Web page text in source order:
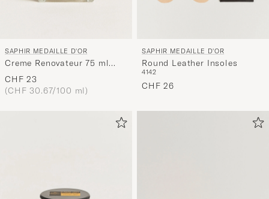
SAPHIR MEDAILLE D'OR
Creme Renovateur 75 ml
Neutral
CHF 23
(CHF 30.67/100 ml)
SAPHIR MEDAILLE D'OR
Round Leather Insoles
4142
CHF 26